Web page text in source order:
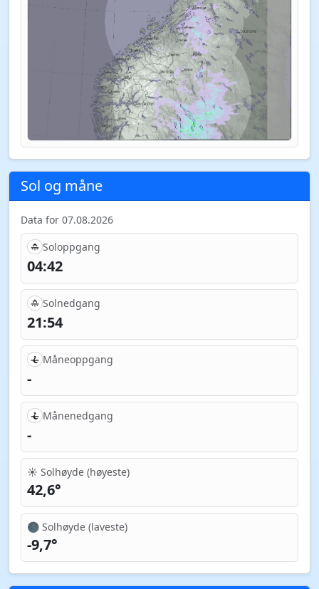
Sol og måne
Data for 07.08.2026
Soloppgang
04:42
Solnedgang
21:54
Måneoppgang
-
Månenedgang
-
☀️ Solhøyde (høyeste)
42,6°
🌑 Solhøyde (laveste)
-9,7°